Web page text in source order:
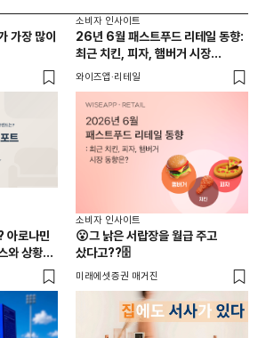
가장 많이
소비자 인사이트
26년 6월 패스트푸드 리테일 동향:
최근 치킨, 피자, 햄버거 시장
동향은?
와이즈앱·리테일
아로나민
와 상황
소비자 인사이트
😮그 낡은 서랍장을 월급 주고
샀다고??🗄️
미래에셋증권 매거진